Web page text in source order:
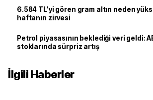
6.584 TL'yi gören gram altın neden
haftanın zirvesi
Petrol piyasasının beklediği veri geldi:
stoklarında sürpriz artış
İlgili Haberler